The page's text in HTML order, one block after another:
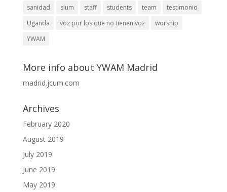
sanidad
slum staff students team
testimonio
Uganda
voz por los que no tienen voz
worship
YWAM
More info about YWAM Madrid
madrid.jcum.com
Archives
February 2020
August 2019
July 2019
June 2019
May 2019